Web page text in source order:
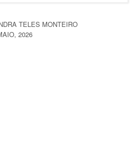
TELES MONTEIRO
2026